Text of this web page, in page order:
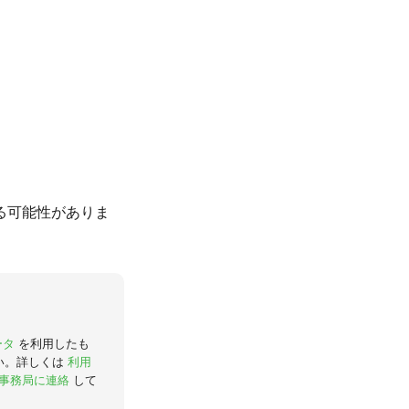
能性がありま
を利用したも
。詳しくは 利用
務局に連絡 して